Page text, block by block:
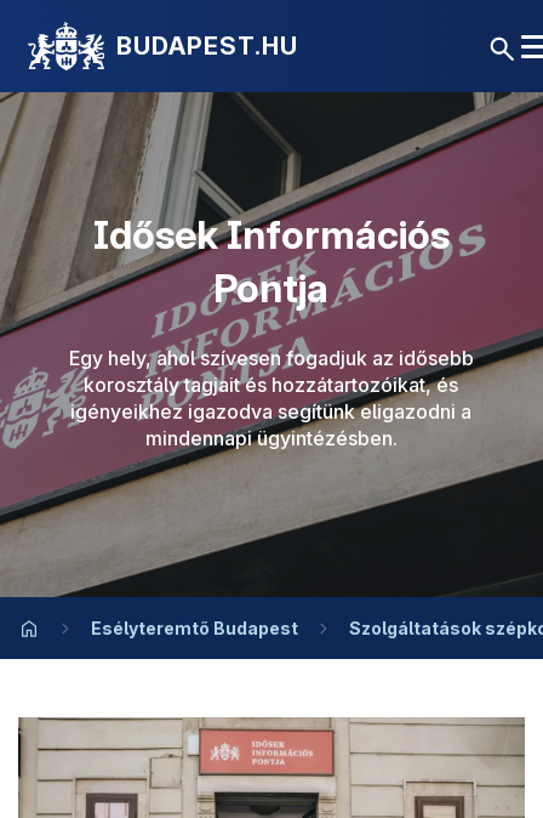
BUDAPEST.HU
Idősek Információs
Pontja
Egy hely, ahol szívesen fogadjuk az idősebb
korosztály tagjait és hozzátartozóikat, és
igényeikhez igazodva segítünk eligazodni a
mindennapi ügyintézésben.
Esélyteremtő Budapest Szolgáltatások